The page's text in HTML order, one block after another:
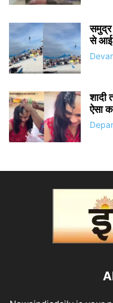
समुद्र
से
शादी
ऐसा